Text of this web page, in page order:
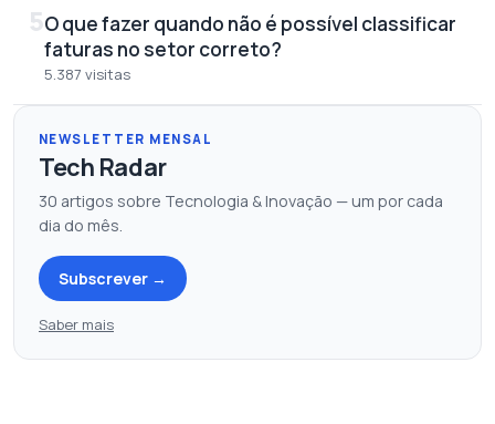
5O que fazer quando não é possível classificar
faturas no setor correto?
5.387 visitas
NEWSLETTER MENSAL
Tech Radar
30 artigos sobre Tecnologia & Inovação — um por cada
dia do mês.
Subscrever →
Saber mais